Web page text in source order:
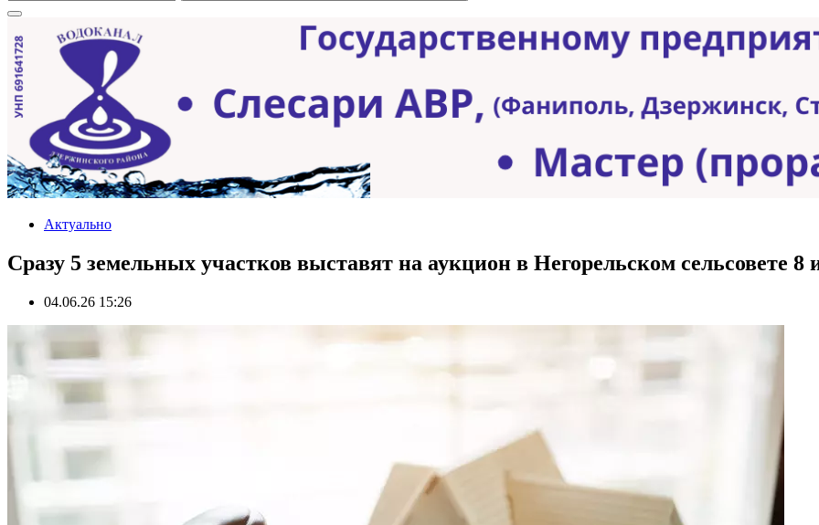
Актуально
Сразу 5 земельных участков выставят на аукцион в Негорельском сельсовете 8
04.06.26 15:26